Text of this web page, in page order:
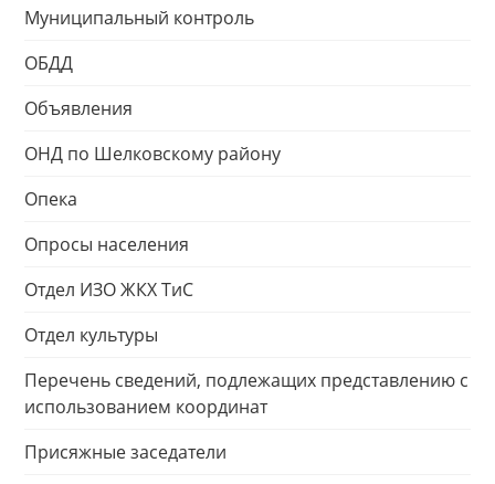
Муниципальный контроль
ОБДД
Объявления
ОНД по Шелковскому району
Опека
Опросы населения
Отдел ИЗО ЖКХ ТиС
Отдел культуры
Перечень сведений, подлежащих представлению с
использованием координат
Присяжные заседатели